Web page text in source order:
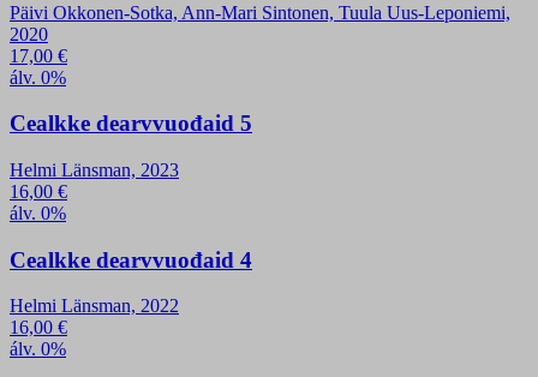
Päivi Okkonen-Sotka, Ann-Mari Sintonen, Tuula Uus-Leponiemi,
2020
17,00 €
álv. 0%
Cealkke dearvvuođaid 5
Helmi Länsman, 2023
16,00 €
álv. 0%
Cealkke dearvvuođaid 4
Helmi Länsman, 2022
16,00 €
álv. 0%